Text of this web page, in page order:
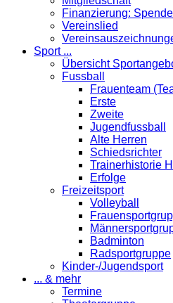
Finanzierung: Spende
Vereinslied
Sport ...
Übersicht
Fussball
Frauenteam
Erste
Zweite
Jugendfussball
Alte Herren
Schiedsrichter
Trainerhistorie
Erfolge
Freizeitsport
Volleyball
Badminton
Radsportgruppe
Kinder-/Jugendsport
... & mehr
Termine